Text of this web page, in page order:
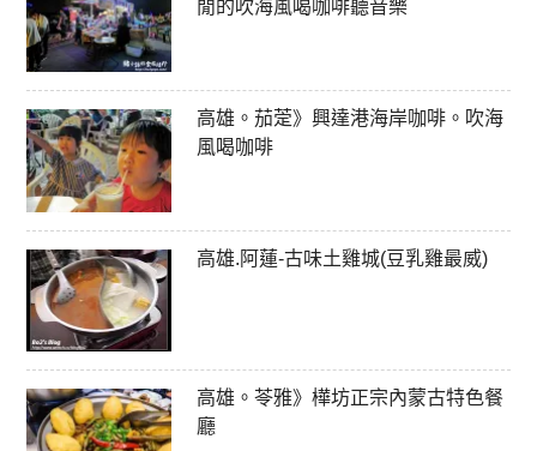
閒的吹海風喝咖啡聽音樂
高雄。茄萣》興達港海岸咖啡。吹海
風喝咖啡
高雄.阿蓮-古味土雞城(豆乳雞最威)
高雄。苓雅》樺坊正宗內蒙古特色餐
廳